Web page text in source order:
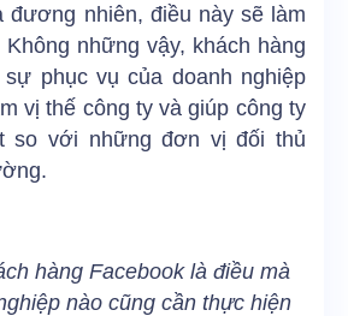
đương nhiên, điều này sẽ làm
những vậy, khách hàng
phục vụ của doanh nghiệp
vị thế công ty và giúp công ty
so với những đơn vị đối thủ
hàng Facebook là điều mà
nào cũng cần thực hiện